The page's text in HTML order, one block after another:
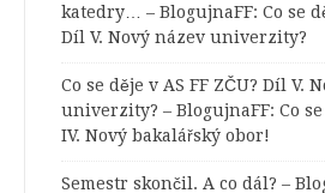
katedry… – BlogujnaFF: Co se
Díl V. Nový název univerzity?
Co se děje v AS FF ZČU? Díl V.
univerzity? – BlogujnaFF: Co
IV. Nový bakalářský obor!
Semestr skončil. A co dál? –